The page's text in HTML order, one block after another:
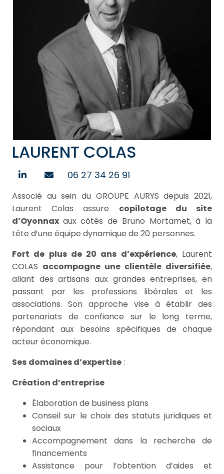
LAURENT COLAS
06 27 34 26 91
Associé au sein du GROUPE AURYS depuis 2021,
Laurent Colas assure copilotage du site
d’Oyonnax aux côtés de Bruno Mortamet, à la
tête d’une équipe dynamique de 20 personnes.
Fort de plus de 20 ans d’expérience, Laurent
COLAS accompagne une clientèle diversifiée,
allant des artisans aux grandes entreprises, en
passant par les professions libérales et les
associations. Son approche vise à établir des
partenariats de confiance sur le long terme,
répondant aux besoins spécifiques de chaque
acteur économique.
Ses domaines d’expertise:
Création d’entreprise
Élaboration de business plans
Conseil sur le choix des statuts juridiques et
sociaux
Accompagnement dans la recherche de
financements
Assistance pour l’obtention d’aides et